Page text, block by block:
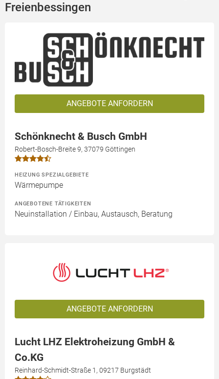
Freienbessingen
ANGEBOTE ANFORDERN
Schönknecht & Busch GmbH
Robert-Bosch-Breite 9, 37079 Göttingen
HEIZUNG SPEZIALGEBIETE
Wärmepumpe
ANGEBOTENE TÄTIGKEITEN
Neuinstallation / Einbau, Austausch, Beratung
ANGEBOTE ANFORDERN
Lucht LHZ Elektroheizung GmbH &
Co.KG
Reinhard-Schmidt-Straße 1, 09217 Burgstädt